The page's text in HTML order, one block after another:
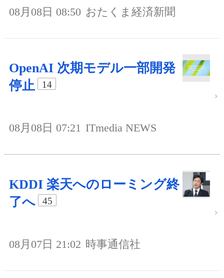
08月08日 08:50 おたくま経済新聞
OpenAI 次期モデル一部開発
停止
14
08月08日 07:21 ITmedia NEWS
KDDI 楽天へのローミング終
了へ
45
08月07日 21:02 時事通信社